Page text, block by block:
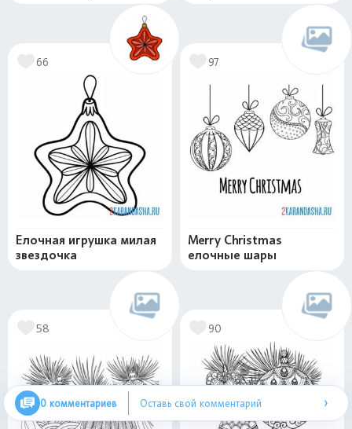
66
Елочная игрушка милая
звездочка
97
Merry Christmas
елочные шары
58 90
0 комментариев Оставь свой комментарий ›